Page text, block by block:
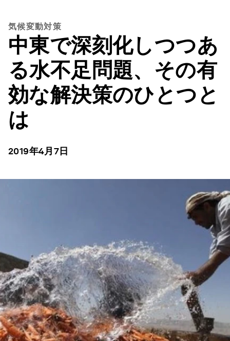
気候変動対策
中東で深刻化しつつあ
る水不足問題、その有
効な解決策のひとつと
は
2019年4月7日